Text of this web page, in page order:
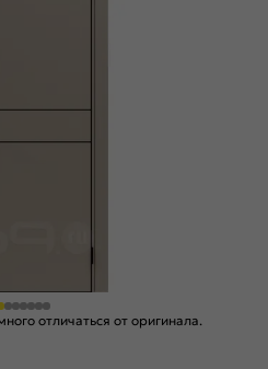
отличаться от оригинала.